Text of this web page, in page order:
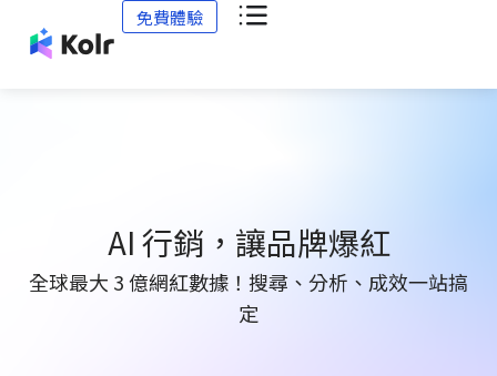
免費體驗
AI 行銷，讓品牌爆紅
全球最大 3 億網紅數據！搜尋、分析、成效一站搞
定